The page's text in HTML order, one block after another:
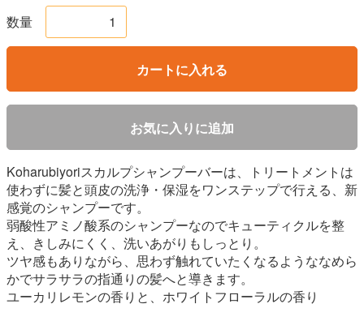
数量
カートに入れる
お気に入りに追加
Koharubiyoriスカルプシャンプーバーは、トリートメントは
使わずに髪と頭皮の洗浄・保湿をワンステップで行える、新
感覚のシャンプーです。
弱酸性アミノ酸系のシャンプーなのでキューティクルを整
え、きしみにくく、洗いあがりもしっとり。
ツヤ感もありながら、思わず触れていたくなるようななめら
かでサラサラの指通りの髪へと導きます。
ユーカリレモンの香りと、ホワイトフローラルの香り